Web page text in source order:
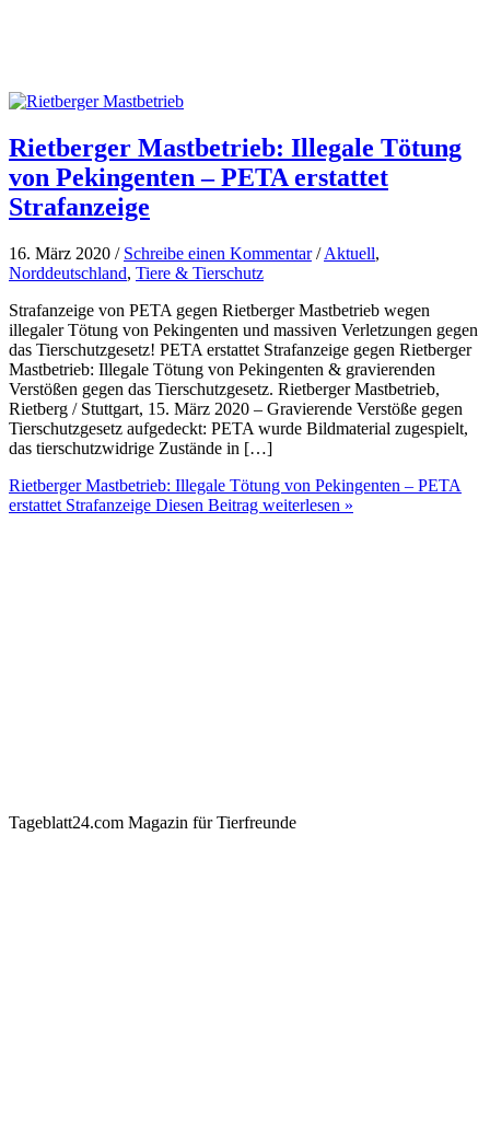
Rietberger Mastbetrieb: Illegale Tötung
von Pekingenten – PETA erstattet
Strafanzeige
16. März 2020 / Schreibe einen Kommentar /Aktuell,
Norddeutschland, Tiere & Tierschutz
Strafanzeige von PETA gegen Rietberger Mastbetrieb wegen
illegaler Tötung von Pekingenten und massiven Verletzungen gegen
das Tierschutzgesetz! PETA erstattet Strafanzeige gegen Rietberger
Mastbetrieb: Illegale Tötung von Pekingenten & gravierenden
Verstößen gegen das Tierschutzgesetz. Rietberger Mastbetrieb,
Rietberg / Stuttgart, 15. März 2020 – Gravierende Verstöße gegen
Tierschutzgesetz aufgedeckt: PETA wurde Bildmaterial zugespielt,
das tierschutzwidrige Zustände in […]
Rietberger Mastbetrieb: Illegale Tötung von Pekingenten – PETA
erstattet Strafanzeige Diesen Beitrag weiterlesen »
Tageblatt24.com Magazin für Tierfreunde